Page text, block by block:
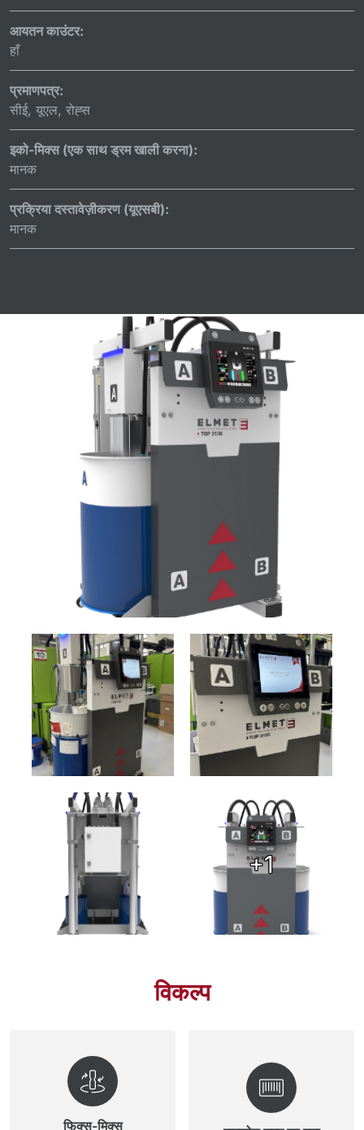
आयतन काउंटर:
हाँ
प्रमाणपत्र:
सीई, यूएल, रोह्स
इको-मिक्स (एक साथ ड्रम खाली करना):
मानक
प्रक्रिया दस्तावेज़ीकरण (यूएसबी):
मानक
+1
विकल्प
फिक्स-मिक्स